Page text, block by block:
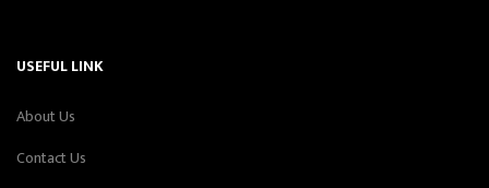
USEFUL LINK
About Us
Contact Us